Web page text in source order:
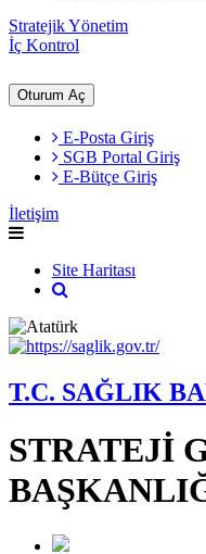
Stratejik Yönetim
İç Kontrol
Oturum Aç
E-Posta Giriş
SGB Portal Giriş
E-Bütçe Giriş
İletişim
Site Haritası
T.C. SAĞLIK
STRATEJİ